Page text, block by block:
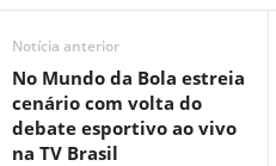
Notícia anterior
No Mundo da Bola estreia
cenário com volta do
debate esportivo ao vivo
na TV Brasil